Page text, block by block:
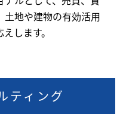
土地や建物の有効活用
します。
ティング